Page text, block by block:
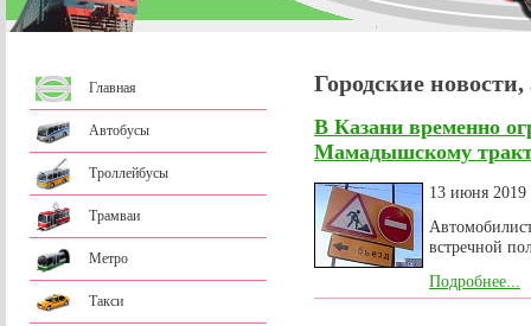
Главная
Автобусы
Троллейбусы
Трамваи
Метро
Такси
Городские
В Казани временно
Мамадышскому
13 июня 2019
встречной
Подробнее...